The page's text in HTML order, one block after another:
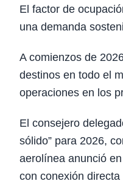
El factor de
una demanda
A comienzos de
destinos en todo el
operaciones en los
El consejero
sólido” para 2026,
aerolínea anunció
con conexión directa